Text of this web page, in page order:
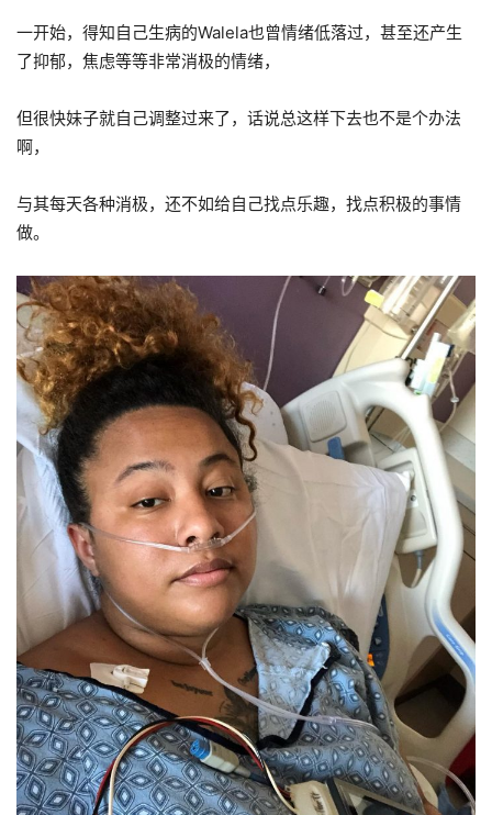
一开始，得知自己生病的Walela也曾情绪低落过，甚至还产生
了抑郁，焦虑等等非常消极的情绪，
但很快妹子就自己调整过来了，话说总这样下去也不是个办法
啊，
与其每天各种消极，还不如给自己找点乐趣，找点积极的事情
做。